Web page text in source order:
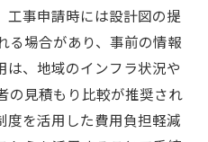
工事申請時には設計図の提
る場合があり、事前の情報
は、地域のインフラ状況や
の見積もり比較が推奨され
度を活用した費用負担軽減